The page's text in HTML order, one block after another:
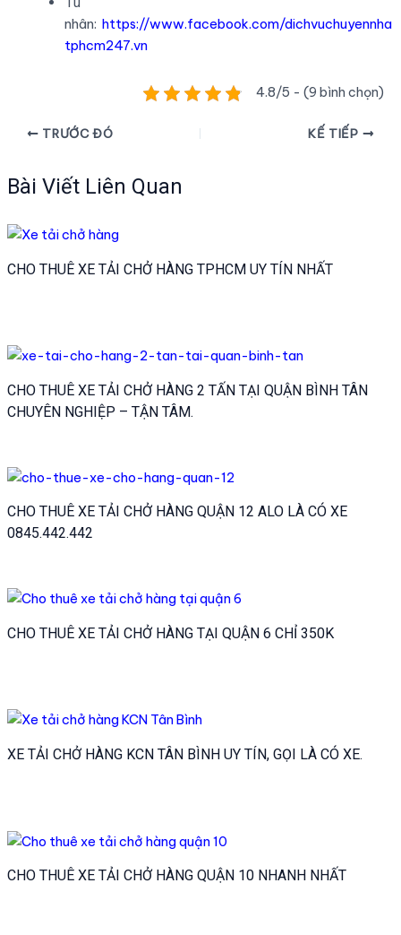
nhân: https://www.facebook.com/dichvuchuyennha
tphcm247.vn
4.8/5 - (9 bình chọn)
Điều
bài
viết
TRƯỚC ĐÓ KẾ TIẾP
Bài Viết Liên Quan
CHO THUÊ XE TẢI CHỞ HÀNG TPHCM UY TÍN NHẤT
CHO THUÊ XE TẢI CHỞ HÀNG 2 TẤN TẠI QUẬN BÌNH TÂN
CHUYÊN NGHIỆP – TẬN TÂM.
CHO THUÊ XE TẢI CHỞ HÀNG QUẬN 12 ALO LÀ CÓ XE
0845.442.442
CHO THUÊ XE TẢI CHỞ HÀNG TẠI QUẬN 6 CHỈ 350K
XE TẢI CHỞ HÀNG KCN TÂN BÌNH UY TÍN, GỌI LÀ CÓ XE.
CHO THUÊ XE TẢI CHỞ HÀNG QUẬN 10 NHANH NHẤT